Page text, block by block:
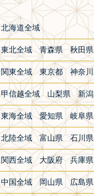
北海道全域
東北全域 青森県 秋田県
関東全域 東京都 神奈
甲信越全域 山梨県 新
東海全域 愛知県 岐阜県
北陸全域 富山県 石川県
関西全域 大阪府 兵庫県
中国全域 岡山県 広島県